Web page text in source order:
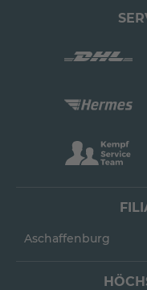
Aschaffenburg